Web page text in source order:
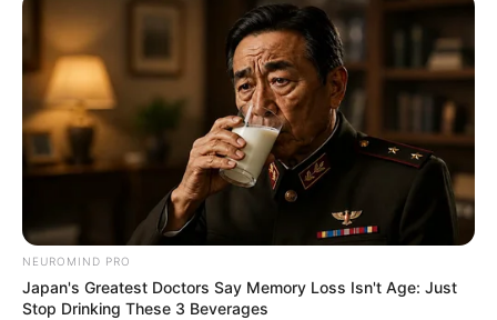
NEUROMIND PRO
Japan's Greatest Doctors Say Memory Loss Isn't Age: Just
Stop Drinking These 3 Beverages